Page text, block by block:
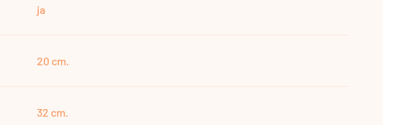
ja
20 cm.
32 cm.